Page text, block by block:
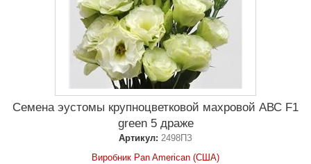
Семена эустомы крупноцветковой махровой АВС F1
green 5 драже
Артикул: 2498ПЗ
Виробник Pan American (США)